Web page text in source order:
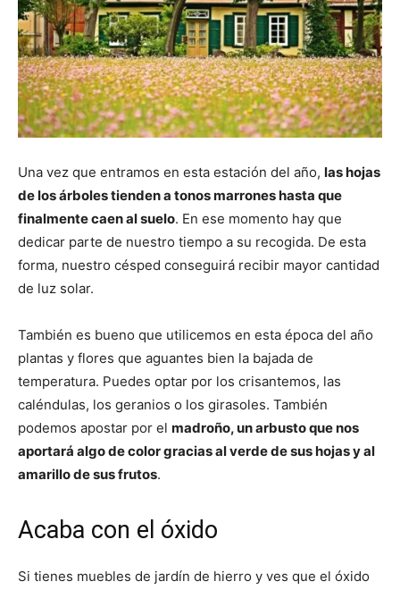
Una vez que entramos en esta estación del año, las hojas
de los árboles tienden a tonos marrones hasta que
finalmente caen al suelo. En ese momento hay que
dedicar parte de nuestro tiempo a su recogida. De esta
forma, nuestro césped conseguirá recibir mayor cantidad
de luz solar.
También es bueno que utilicemos en esta época del año
plantas y flores que aguantes bien la bajada de
temperatura. Puedes optar por los crisantemos, las
caléndulas, los geranios o los girasoles. También
podemos apostar por el madroño, un arbusto que nos
aportará algo de color gracias al verde de sus hojas y al
amarillo de sus frutos.
Acaba con el óxido
Si tienes muebles de jardín de hierro y ves que el óxido